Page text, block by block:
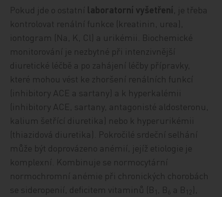
Pokud jde o ostatní laboratorní vyšetření, je třeba
kontrolovat renální funkce (kreatinin, urea),
iontogram (Na, K, Cl) a urikémii. Biochemické
monitorování je nezbytné při intenzivnější
diuretické léčbě a po zahájení léčby přípravky,
které mohou vést ke zhoršení renálních funkcí
(inhibitory ACE a sartany) a k hyperkalémii
(inhibitory ACE, sartany, antagonisté aldosteronu,
kalium šetřící diuretika) nebo k hyperurikémii
(thiazidová diuretika). Pokročilé srdeční selhání
může být doprovázeno anémií, jejíž etiologie je
komplexní. Kombinuje se normocytární
normochromní anémie při chronických chorobách
se sideropenií, deficitem vitaminů (B 1 , B6 a B 12),